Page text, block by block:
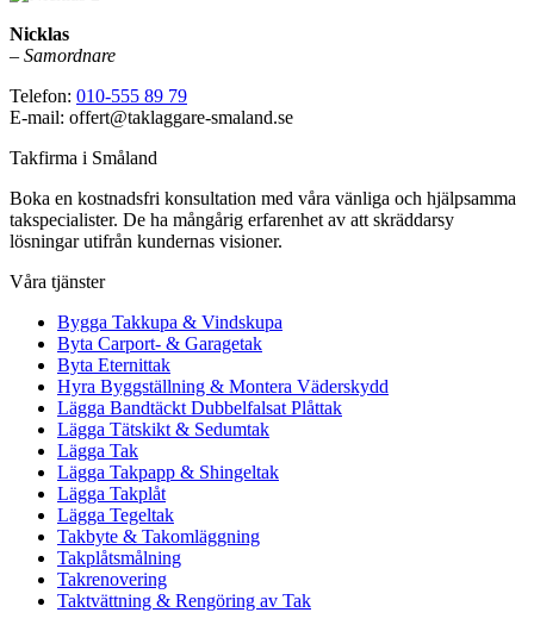
Nicklas
– Samordnare
Telefon: 010-555 89 79
E-mail: offert@taklaggare-smaland.se
Takfirma i Småland
Boka en kostnadsfri konsultation med våra vänliga och hjälpsamma
takspecialister. De ha mångårig erfarenhet av att skräddarsy
lösningar utifrån kundernas visioner.
Våra tjänster
Bygga Takkupa & Vindskupa
Byta Carport- & Garagetak
Byta Eternittak
Hyra Byggställning & Montera Väderskydd
Lägga Bandtäckt Dubbelfalsat Plåttak
Lägga Tätskikt & Sedumtak
Lägga Tak
Lägga Takpapp & Shingeltak
Lägga Takplåt
Lägga Tegeltak
Takbyte & Takomläggning
Takplåtsmålning
Takrenovering
Taktvättning & Rengöring av Tak